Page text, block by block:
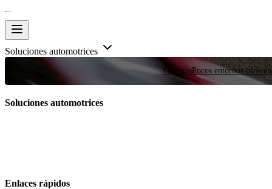
Soluciones automotrices
CarrerasPocos entornos
Soluciones automotrices
Enlaces rápidos